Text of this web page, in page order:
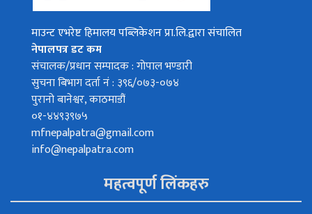
माउन्ट एभरेष्ट हिमालय पब्लिकेशन प्रा.लि.द्वारा संचालित
नेपालपत्र डट कम
संचालक/प्रधान सम्पादक : गोपाल भण्डारी
सुचना बिभाग दर्ता नं : ३९६/०७३-०७४
पुरानो बानेश्वर, काठमाडौं
०१-४४९३९७५
mfnepalpatra@gmail.com
info@nepalpatra.com
महत्वपूर्ण लिंकहरु